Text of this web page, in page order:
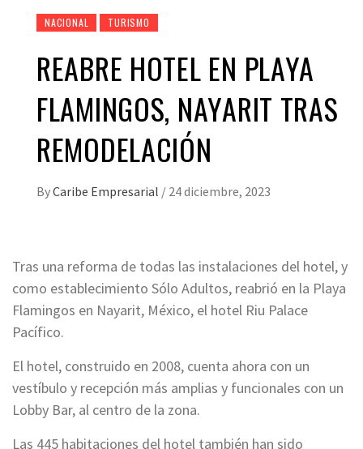
NACIONAL TURISMO
REABRE HOTEL EN PLAYA
FLAMINGOS, NAYARIT TRAS
REMODELACIÓN
ByCaribe Empresarial / 24 diciembre, 2023
Tras una reforma de todas las instalaciones del hotel, y
como establecimiento Sólo Adultos, reabrió en la Playa
Flamingos en Nayarit, México, el hotel Riu Palace
Pacífico.
El hotel, construido en 2008, cuenta ahora con un
vestíbulo y recepción más amplias y funcionales con un
Lobby Bar, al centro de la zona.
Las 445 habitaciones del hotel también han sido